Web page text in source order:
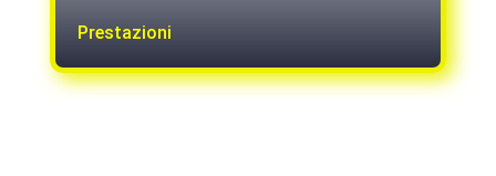
Prestazioni